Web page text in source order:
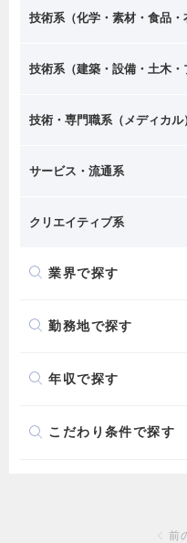
技術系（化学・素材・食品・
技術系（建築・設備・土木・
技術・専門職系（メディカル
サービス・流通系
クリエイティブ系
業界で探す
勤務地で探す
年収で探す
こだわり条件で探す
前